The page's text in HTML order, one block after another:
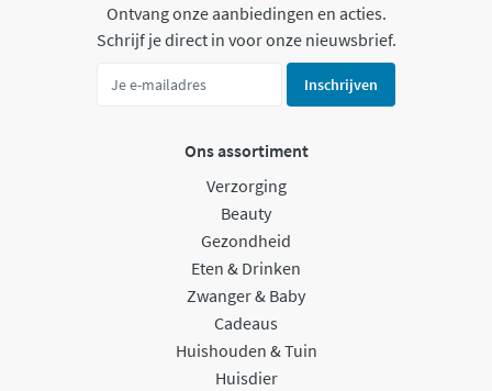
Ontvang onze aanbiedingen en acties.
Schrijf je direct in voor onze nieuwsbrief.
Inschrijven
Ons assortiment
Verzorging
Beauty
Gezondheid
Eten & Drinken
Zwanger & Baby
Cadeaus
Huishouden & Tuin
Huisdier